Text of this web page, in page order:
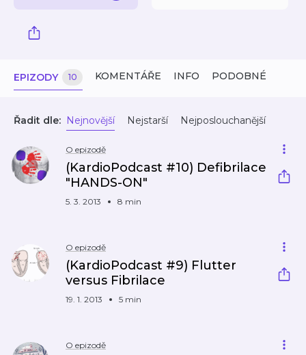
EPIZODY 10 KOMENTÁŘE INFO PODOBNÉ
Řadit dle: Nejnovější Nejstarší Nejposlouchanější
O epizodě
(KardioPodcast #10) Defibrilace
"HANDS-ON"
5. 3. 2013 8 min
O epizodě
(KardioPodcast #9) Flutter
versus Fibrilace
19. 1. 2013 5 min
O epizodě